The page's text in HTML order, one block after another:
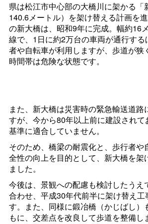
県は松江市中心部の大橋川に架かる「
140.6メートル）を架け替える計画を
の新大橋は、昭和9年に完成。幅約16
線で、1日に約2万台の車両が通行す
者や自転車が利用しますが、歩道が狭
時間帯は危険な状態です。
また、新大橋は災害時の緊急輸送道路
すが、今から80年以上前に建設され
基準に適合していません。
そのため、橋梁の耐震化と、歩行者や
全性の向上を目的として、新大橋を架
ました。
今後は、景観への配慮も検討したうえ
合わせ、平成30年代前半に架け替え
す。また、同様に鍛冶橋（かじばし）
もに、交差点を改良して歩道を整備し